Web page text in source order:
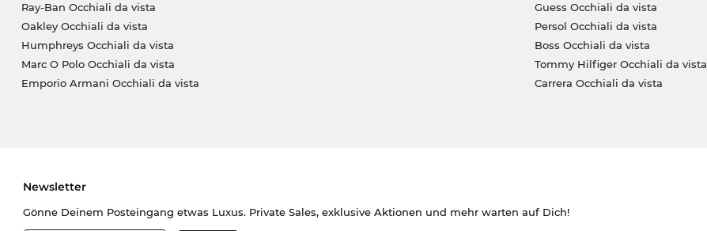
Ray-Ban Occhiali da vista
Oakley Occhiali da vista
Humphreys Occhiali da vista
Marc O Polo Occhiali da vista
Emporio Armani Occhiali da vista
Guess Occhiali da vista
Persol Occhiali da vista
Boss Occhiali da vista
Tommy Hilfiger Occhiali da vista
Carrera Occhiali da vista
Newsletter
Gönne Deinem Posteingang etwas Luxus. Private Sales, exklusive Aktionen und mehr warten auf Dich!